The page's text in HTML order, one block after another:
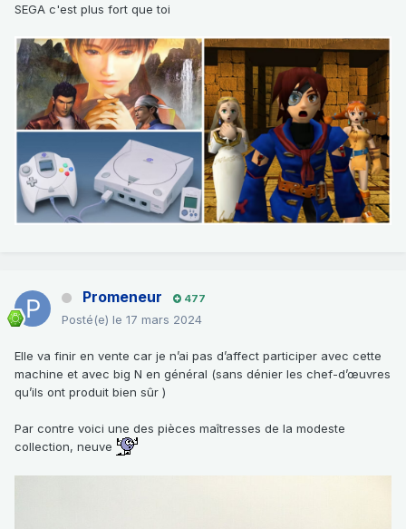
SEGA c'est plus fort que toi
Promeneur 477
Posté(e) le 17 mars 2024
Elle va finir en vente car je n’ai pas d’affect participer avec cette
machine et avec big N en général (sans dénier les chef-d’œuvres
qu’ils ont produit bien sûr )
Par contre voici une des pièces maîtresses de la modeste
collection, neuve